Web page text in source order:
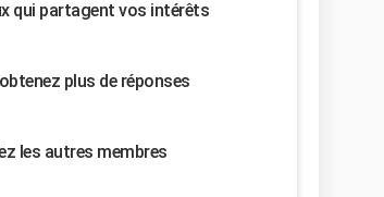
qui partagent vos intérêts
plus de réponses
les autres membres